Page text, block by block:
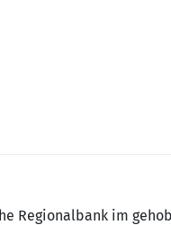
Regionalbank im